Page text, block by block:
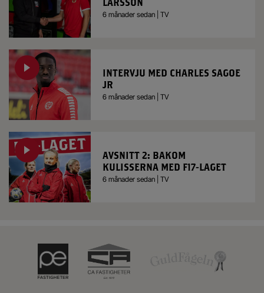
6 månader sedan | TV
INTERVJU MED CHARLES SAGOE
JR
6 månader sedan | TV
AVSNITT 2: BAKOM
KULISSERNA MED F17-LAGET
6 månader sedan | TV